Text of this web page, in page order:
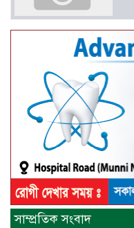
আটঘরিয়ায় বিএনপি
সাম্প্রতিক সংবাদ